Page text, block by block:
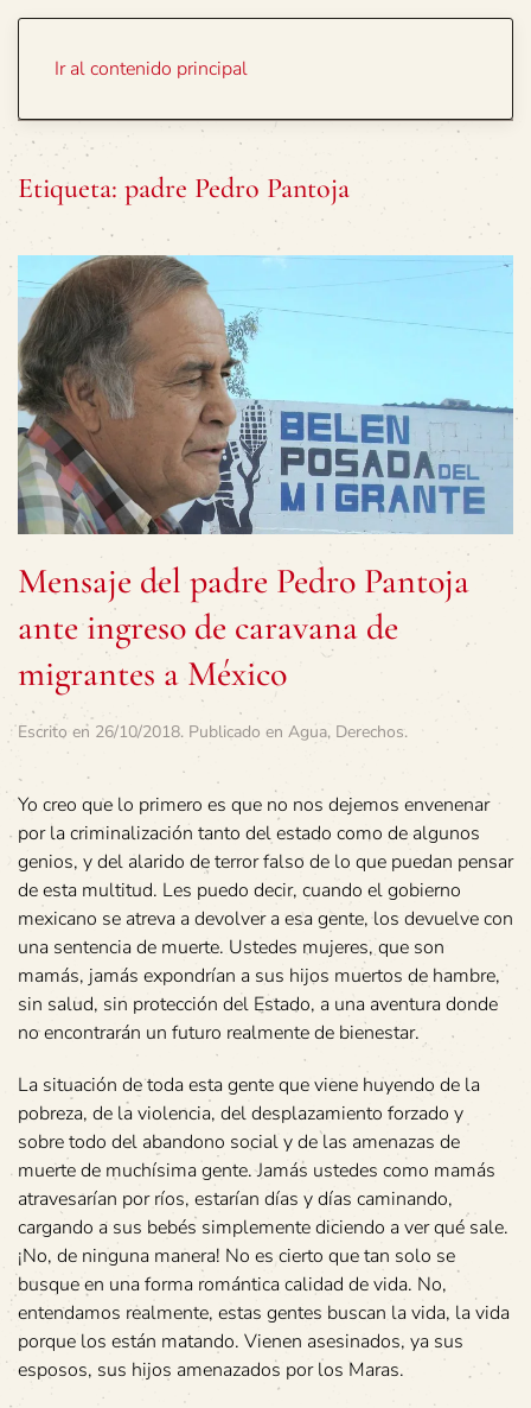
Ir al contenido principal
Etiqueta: padre Pedro Pantoja
Mensaje del padre Pedro Pantoja
ante ingreso de caravana de
migrantes a México
Escrito en 26/10/2018. Publicado en Agua, Derechos.
Yo creo que lo primero es que no nos dejemos envenenar
por la criminalización tanto del estado como de algunos
genios, y del alarido de terror falso de lo que puedan pensar
de esta multitud. Les puedo decir, cuando el gobierno
mexicano se atreva a devolver a esa gente, los devuelve con
una sentencia de muerte. Ustedes mujeres, que son
mamás, jamás expondrían a sus hijos muertos de hambre,
sin salud, sin protección del Estado, a una aventura donde
no encontrarán un futuro realmente de bienestar.
La situación de toda esta gente que viene huyendo de la
pobreza, de la violencia, del desplazamiento forzado y
sobre todo del abandono social y de las amenazas de
muerte de muchísima gente. Jamás ustedes como mamás
atravesarían por ríos, estarían días y días caminando,
cargando a sus bebés simplemente diciendo a ver qué sale.
¡No, de ninguna manera! No es cierto que tan solo se
busque en una forma romántica calidad de vida. No,
entendamos realmente, estas gentes buscan la vida, la vida
porque los están matando. Vienen asesinados, ya sus
esposos, sus hijos amenazados por los Maras.